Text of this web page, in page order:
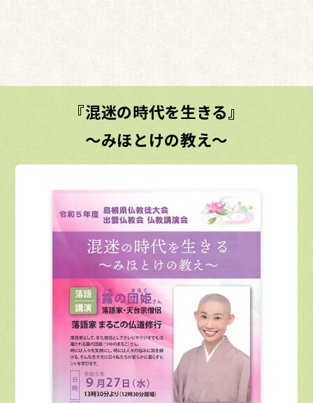
『混迷の時代を生きる』
～みほとけの教え～